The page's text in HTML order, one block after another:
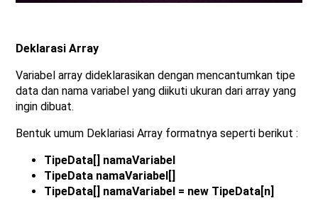
Deklarasi Array
Variabel array dideklarasikan dengan mencantumkan tipe
data dan nama variabel yang diikuti ukuran dari array yang
ingin dibuat.
Bentuk umum Deklariasi Array formatnya seperti berikut :
TipeData[] namaVariabel
TipeData namaVariabel[]
TipeData[] namaVariabel = new TipeData[n]